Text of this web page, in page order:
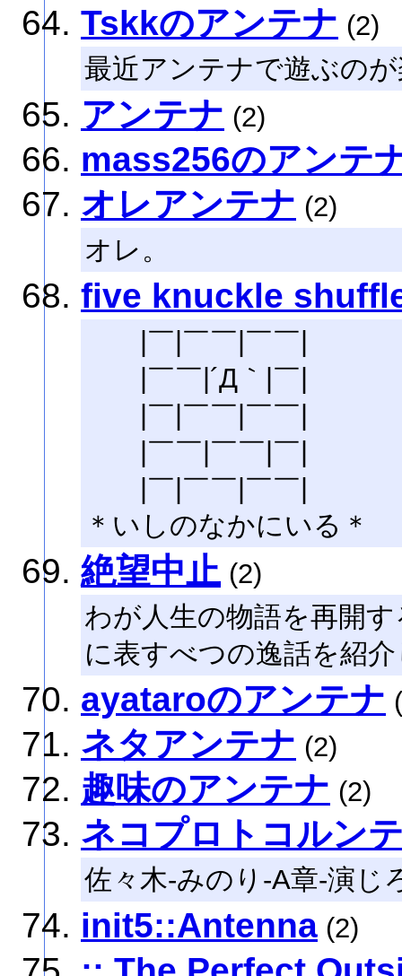
Tskkのアンテナ (2)
最近アンテナで遊ぶの
アンテナ (2)
mass256のアンテ
オレアンテナ (2)
オレ。
five knuckle
|￣|￣￣|￣￣|
|￣￣|´Д｀|￣|
|￣|￣￣|￣￣|
|￣￣|￣￣|￣|
|￣|￣￣|￣￣|
＊いしのなかにいる＊
絶望中止(2)
わが人生の物語を再開
に表すべつの逸話を紹
ayataroのアンテナ
ネタアンテナ (2)
趣味のアンテナ (2)
ネコプロトコルン
佐々木-みのり-A章-演じ
init5::Antenna (2)